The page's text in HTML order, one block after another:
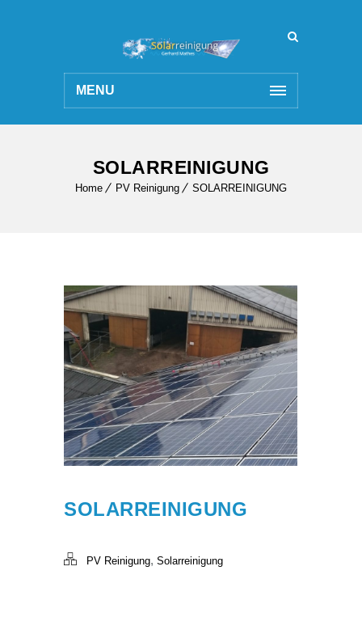
MENU
SOLARREINIGUNG
Home PV Reinigung SOLARREINIGUNG
SOLARREINIGUNG
PV Reinigung, Solarreinigung